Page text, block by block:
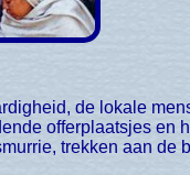
offerplaatsjes en
trekken aan de